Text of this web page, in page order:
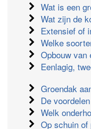
Wat is een
Wat zijn de
Extensief of
Welke
Opbouw van
Eenlagig,
Groendak
De voordelen
Welk
Op schuin of